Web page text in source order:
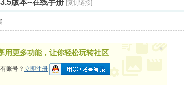
版本--在线手册 [复制链接]
用更多功能，让你轻松玩转社区
账号？ 立即注册
×